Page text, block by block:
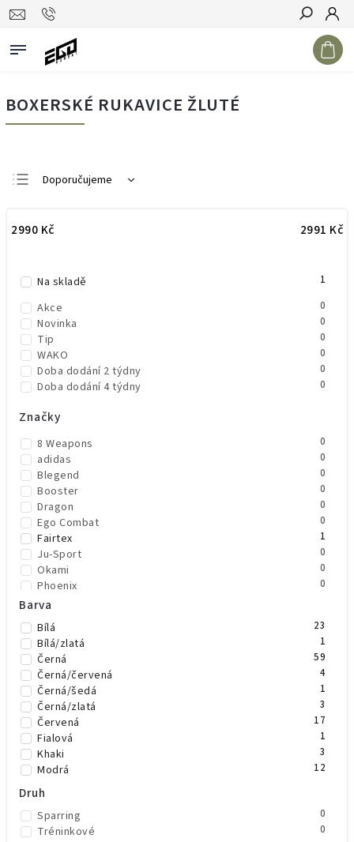
Hledat
BOXERSKÉ RUKAVICE ŽLUTÉ
Doporučujeme
Nejdražší
Abecedně
2990 Kč 2991 Kč
Na skladě 1
Akce 0
Novinka 0
Tip 0
WAKO 0
Doba dodání 2 týdny 0
Doba dodání 4 týdny 0
Značky
8 Weapons 0
adidas 0
Blegend 0
Booster 0
Dragon 0
Ego Combat 0
Fairtex 1
Ju-Sport 0
Okami 0
Phoenix 0
Rival
TWINS 0
Venum 0
Barva
Bílá 23
Bílá/zlatá 1
Černá 59
Černá/červená 4
Černá/šedá 1
Černá/zlatá 3
Červená 17
Fialová 1
Khaki 3
Modrá 12
Neonově žlutá
Oranžová
Růžová 7
Stříbrná 1
Druh
Sparring 0
Tréninkové 0